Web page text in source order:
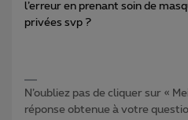
l’erreur en prenant soin de
privées svp ?
N’oubliez pas de cliquer sur «
réponse obtenue à votre